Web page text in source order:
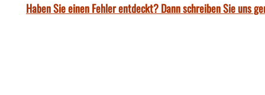
Haben Sie einen Fehler entdeckt? Dann schreiben Sie uns